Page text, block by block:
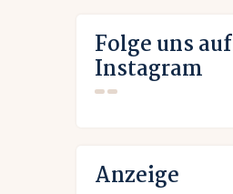
Folge uns auf
Instagram
Anzeige